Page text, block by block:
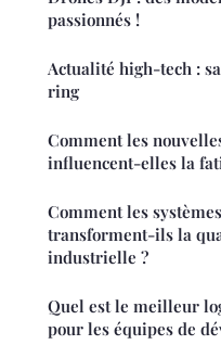
passionnés !
Actualité high-tech :
ring
Comment les
influencent-elles la
Comment les
transforment-ils la
industrielle ?
Quel est le meilleur
pour les équipes de